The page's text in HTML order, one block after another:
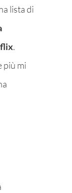
lista di
.
più mi